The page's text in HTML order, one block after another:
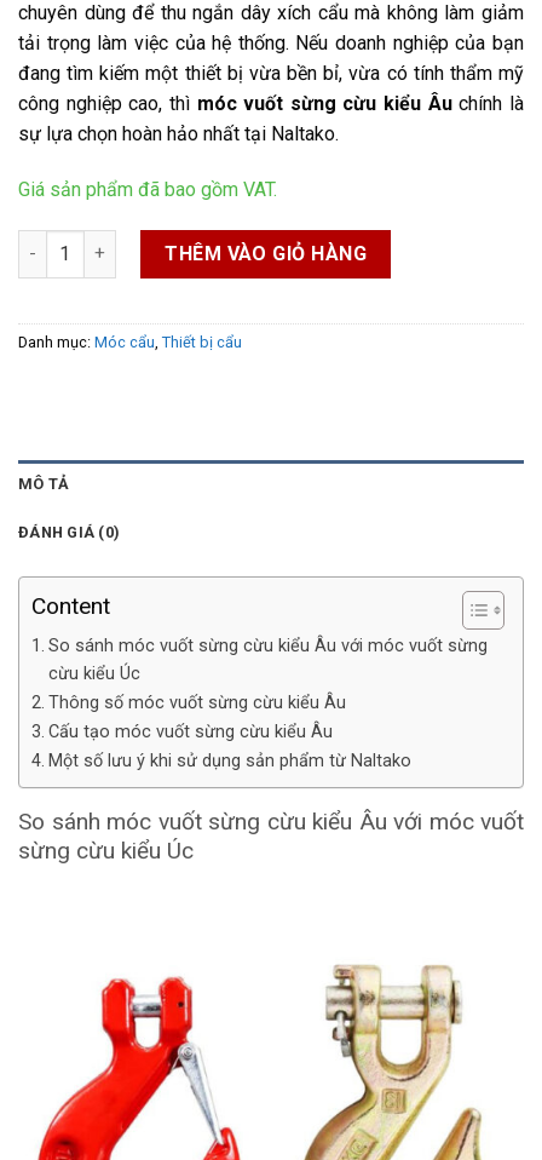
chuyên dùng để thu ngắn dây xích cẩu mà không làm giảm
tải trọng làm việc của hệ thống. Nếu doanh nghiệp của bạn
đang tìm kiếm một thiết bị vừa bền bỉ, vừa có tính thẩm mỹ
công nghiệp cao, thì móc vuốt sừng cừu kiểu Âuchính là
sự lựa chọn hoàn hảo nhất tại Naltako.
Giá sản phẩm đã bao gồm VAT.
Móc vuốt sừng cừu kiểu Âu số lượng
THÊM VÀO GIỎ HÀNG
Danh mục: Móc cẩu Thiết bị cẩu
MÔ TẢ
ĐÁNH GIÁ (0)
Content
So sánh móc vuốt sừng cừu kiểu Âu với móc vuốt sừng
cừu kiểu Úc
Thông số móc vuốt sừng cừu kiểu Âu
Cấu tạo móc vuốt sừng cừu kiểu Âu
Một số lưu ý khi sử dụng sản phẩm từ Naltako
So sánh móc vuốt sừng cừu kiểu Âu với móc vuốt
sừng cừu kiểu Úc